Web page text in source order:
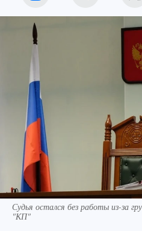
Судья остался без работы из-за
"КП"